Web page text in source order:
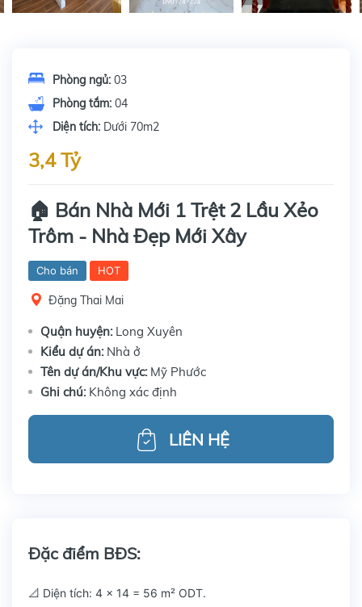
Phòng ngủ: 03
Phòng tắm: 04
Diện tích: Dưới 70m2
3,4 Tỷ
🏠 Bán Nhà Mới 1 Trệt 2 Lầu Xẻo
Trôm - Nhà Đẹp Mới Xây
Cho bán HOT
Đặng Thai Mai
Quận huyện: Long Xuyên
Kiểu dự án: Nhà ở
Tên dự án/Khu vực: Mỹ Phước
Ghi chú: Không xác định
LIÊN HỆ
Đặc điểm BĐS:
📐 Diện tích: 4 x 14 = 56 m² ODT.